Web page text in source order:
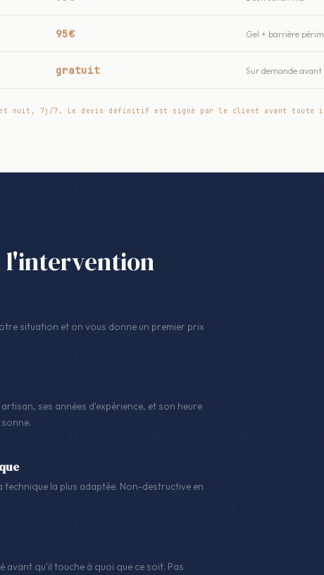
95€ Gel + barrière
gratuit Sur demande
nuit, 7j/7. Le devis définitif est signé par le client avant toute
l'intervention
situation et on vous donne un premier prix
ses années d'expérience, et son heure
technique la plus adaptée. Non-destructive en
avant qu'il touche à quoi que ce soit. Pas